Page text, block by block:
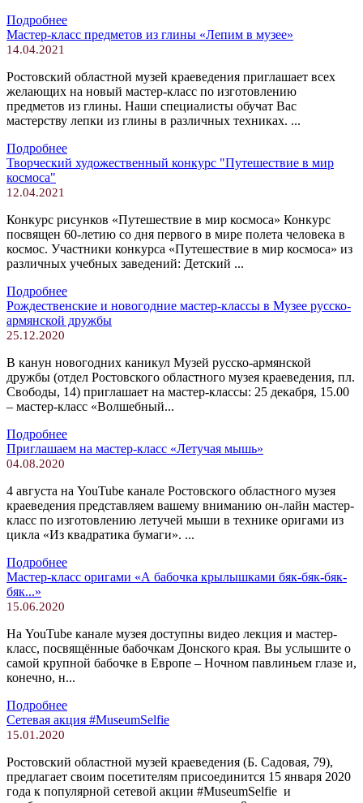
Подробнее
Мастер-класс предметов из глины «Лепим в музее»
14.04.2021
Ростовский областной музей краеведения приглашает всех
желающих на новый мастер-класс по изготовлению
предметов из глины. Наши специалисты обучат Вас
мастерству лепки из глины в различных техниках. ...
Подробнее
Творческий художественный конкурс "Путешествие в мир
космоса"
12.04.2021
Конкурс рисунков «Путешествие в мир космоса» Конкурс
посвящен 60-летию со дня первого в мире полета человека в
космос. Участники конкурса «Путешествие в мир космоса» из
различных учебных заведений: Детский ...
Подробнее
Рождественские и новогодние мастер-классы в Музее русско-
армянской дружбы
25.12.2020
В канун новогодних каникул Музей русско-армянской
дружбы (отдел Ростовского областного музея краеведения, пл.
Свободы, 14) приглашает на мастер-классы: 25 декабря, 15.00
– мастер-класс «Волшебный...
Подробнее
Приглашаем на мастер-класс «Летучая мышь»
04.08.2020
4 августа на YouTube канале Ростовского областного музея
краеведения представляем вашему вниманию он-лайн мастер-
класс по изготовлению летучей мыши в технике оригами из
цикла «Из квадратика бумаги». ...
Подробнее
Мастер-класс оригами «А бабочка крылышками бяк-бяк-бяк-
бяк...»
15.06.2020
На YouTube канале музея доступны видео лекция и мастер-
класс, посвящённые бабочкам Донского края. Вы услышите о
самой крупной бабочке в Европе – Ночном павлиньем глазе и,
конечно, н...
Подробнее
Сетевая акция #MuseumSelfie
15.01.2020
Ростовский областной музей краеведения (Б. Садовая, 79),
предлагает своим посетителям присоединится 15 января 2020
года к популярной сетевой акции #MuseumSelfie и